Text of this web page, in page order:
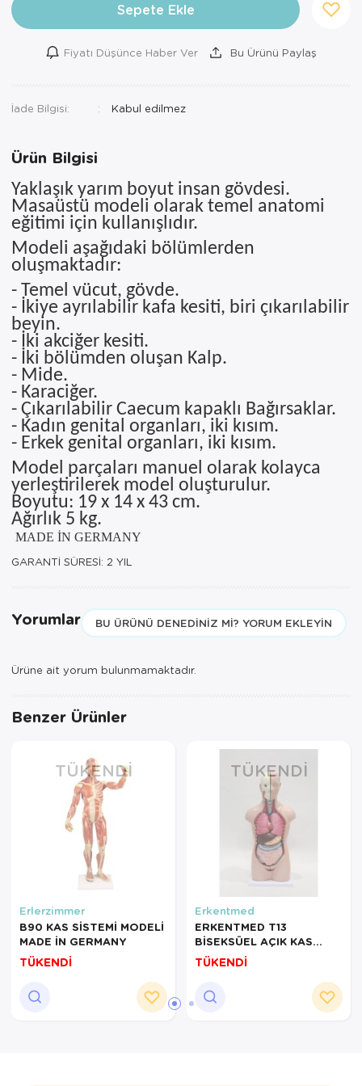
Ortopedi Ürünleri
Ortopedi Ürünleri
Ortopedi Ürünleri
Ortopedi Ürünleri
Sarf Malzemeleri
Sarf Malzemeleri
Yara Bakım Ürünleri
Sepete Ekle
Fiyatı Düşünce Haber Ver Bu Ürünü Paylaş
İade Bilgisi:
Ürün Bilgisi
Yaklaşık yarım boyut insan gövdesi.
Masaüstü modeli olarak temel anatomi
eğitimi için kullanışlıdır.
Modeli aşağıdaki bölümlerden
oluşmaktadır:
- Temel vücut, gövde.
- İkiye ayrılabilir kafa kesiti, biri çıkarılabilir
beyin.
- İki akciğer kesiti.
- İki bölümden oluşan Kalp.
- Mide.
- Karaciğer.
- Çıkarılabilir Caecum kapaklı Bağırsaklar.
- Kadın genital organları, iki kısım.
- Erkek genital organları, iki kısım.
Model parçaları manuel olarak kolayca
yerleştirilerek model oluşturulur.
Boyutu: 19 x 14 x 43 cm.
Ağırlık 5 kg.
MADE İN GERMANY
GARANTİ SÜRESİ: 2 YIL
Yorumlar BU ÜRÜNÜ DENEDINIZ MI? YORUM EKLEYIN
Ürüne ait yorum bulunmamaktadır.
Benzer Ürünler
TÜKENDI
Erlerzimmer
B90 KAS SİSTEMİ MODELİ
MADE İN GERMANY
TÜKENDİ
TÜKENDI
Erkentmed
ERKENTMED T13
BİSEKSÜEL AÇIK KAS
TORSO MODELİ
TÜKENDİ